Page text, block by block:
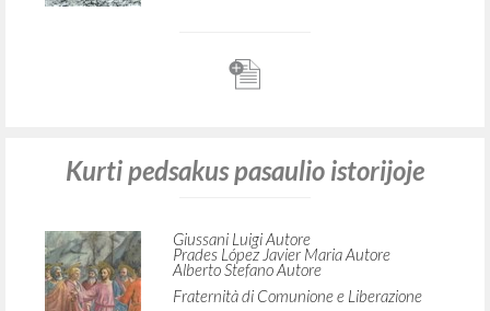
Kurti pedsakus pasaulio istorijoje
Giussani Luigi Autore
Prades López Javier Maria Autore
Alberto Stefano Autore
Fraternità di Comunione e Liberazione